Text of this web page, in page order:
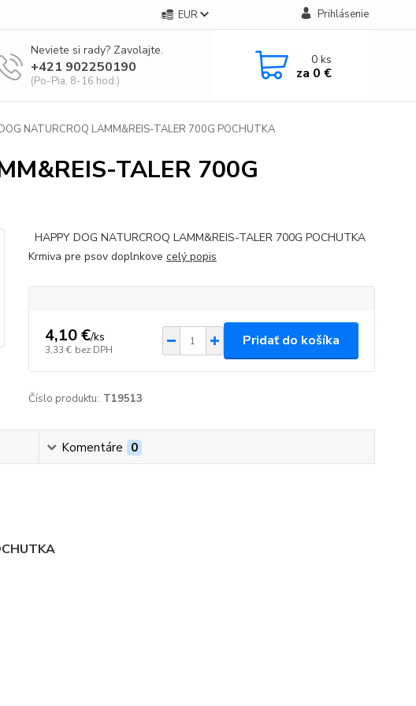
EUR Prihlásenie
Neviete si rady? Zavolajte.
+421 902250190
(Po-Pia, 8-16 hod.)
0ks
za 0 €
NATURCROQ LAMM&REIS-TALER 700G POCHUTKA
TALER 700G
HAPPY DOG NATURCROQ LAMM&REIS-TALER 700G POCHUTKA
Krmiva pre psov doplnkove celý popis
4,10 €/ks
3,33 € bez DPH
Pridať do košíka
Číslo produktu: T19513
Komentáre 0